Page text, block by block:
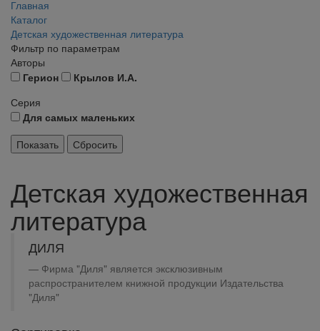
Главная
Каталог
Детская художественная литература
Фильтр по параметрам
Авторы
Герион
Крылов И.А.
Серия
Для самых маленьких
Детская художественная
литература
ДИЛЯ
Фирма "Диля" является эксклюзивным
распространителем книжной продукции Издательства
"Диля"